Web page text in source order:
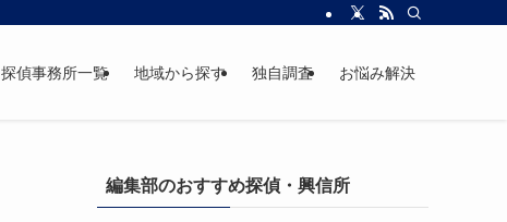
探偵事務所一覧 地域から探す 独自調査 お悩み解決
編集部のおすすめ探偵・興信所